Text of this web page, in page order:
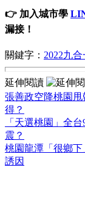
👉 加入城市學
漏接！
關鍵字： 2022九
延伸閱讀
張善政空降桃園
得？
「天選桃園」全
震？
桃園龍潭「很鄉
誘因